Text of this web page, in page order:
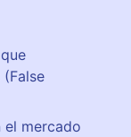
el mercado